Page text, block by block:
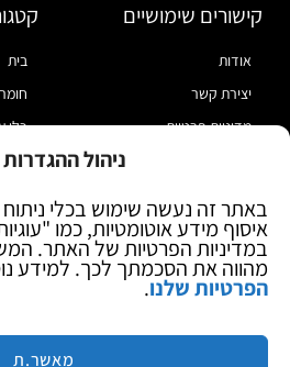
ניהול
באתר זה נעשה שימוש בכלי ניתוח
איסוף מידע אוטומטיות, כמו
במדיניות הפרטיות של האתר.
מהווה את הסכמתך לכך. למידע
הפרטיות שלנו.
מאשר.ת
קישורים שימושיים
אודות
יצירת קשר
מדיניות פרטיות
בלוג
בית
כלי
מותגים